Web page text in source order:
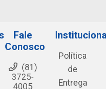
Fale
Conosco
(81)
3725-
4005
Política
de
Entrega